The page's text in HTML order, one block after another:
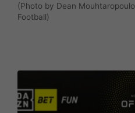
(Photo by Dean
Football)